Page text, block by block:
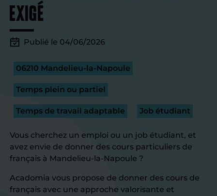
exigé
Publié le 04/06/2026
06210 Mandelieu-la-Napoule
Temps plein ou partiel
Temps de travail adaptable Job étudiant
Vous cherchez un emploi ou un job étudiant, et
avez envie de donner des cours particuliers de
français à Mandelieu-la-Napoule ?
Acadomia vous propose de donner des cours de
français avec une approche valorisante et